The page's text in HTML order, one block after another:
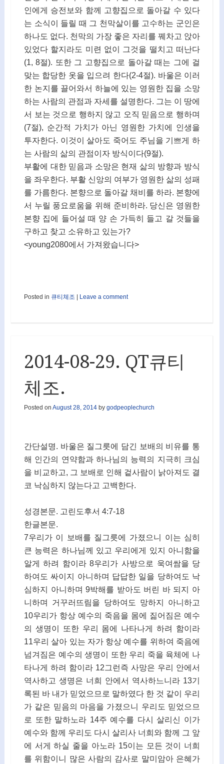
인에게 승전보와 함께 고향집으로 돌아갈 수 있다
는 소식이 들릴 때 그 천막살이를 고수하는 군인은
하나도 없다. 천막의 가장 좋은 자리를 꿰차고 앉아
있었다 할지라도 미련 없이 그것을 떨치고 떠난다
(1, 8절). 또한 그 고향집으로 돌아갈 때는 그에 걸
맞는 합당한 옷을 입으려 한다(2-4절). 바울은 이러
한 논지를 끌어와서 하늘에 있는 영원한 집을 소망
하는 사람의 관점과 자세를 설명한다. 그는 이 땅에
서 보는 것으로 행하지 않고 오직 믿음으로 행하며
(7절), 순간적 가치가 아닌 영원한 가치에 인생을
투자한다. 이것이 살아도 죽어도 주님을 기쁘게 하
는 사람의 삶의 관점이자 방식이다(9절).
부활에 대한 믿음과 소망은 현재 삶의 방향과 방식
을 좌우한다. 부활 신앙의 여부가 영원한 삶의 성패
를 가름한다. 본향으로 돌아갈 채비를 하라. 본향에
서 누릴 풍요로움을 위해 준비하라. 당신은 영원한
본향 집에 들어설 때 양 손 가득히 들고 갈 것들을
구하고 찾고 소유하고 있는가?
<young2080에서 가져왔습니다>
Posted in 큐티체조 Leave a comment
2014-08-29. QT큐티
체조.
Posted on August 28, 2014by godpeoplechurch
간단설명. 바울은 질그릇에 담긴 보배의 비유를 통
해 인간의 연약함과 하나님의 능력의 지극히 크심
을 비교하고, 그 보배로 인해 겉사람이 낡아져도 결
코 낙심하지 않는다고 고백한다.
성경본문. 고린도후서 4:7-18
한글본문.
7우리가 이 보배를 질그릇에 가졌으니 이는 심히
큰 능력은 하나님께 있고 우리에게 있지 아니함을
알게 하려 함이라 8우리가 사방으로 욱여쌈을 당
하여도 싸이지 아니하며 답답한 일을 당하여도 낙
심하지 아니하며 9박해를 받아도 버린 바 되지 아
니하며 거꾸러뜨림을 당하여도 망하지 아니하고
10우리가 항상 예수의 죽음을 몸에 짊어짐은 예수
의 생명이 또한 우리 몸에 나타나게 하려 함이라
11우리 살아 있는 자가 항상 예수를 위하여 죽음에
넘겨짐은 예수의 생명이 또한 우리 죽을 육체에 나
타나게 하려 함이라 12그런즉 사망은 우리 안에서
역사하고 생명은 너희 안에서 역사하느니라 13기
록된 바 내가 믿었으므로 말하였다 한 것 같이 우리
가 같은 믿음의 마음을 가졌으니 우리도 믿었으므
로 또한 말하노라 14주 예수를 다시 살리신 이가
예수와 함께 우리도 다시 살리사 너희와 함께 그 앞
에 서게 하실 줄을 아노라 15이는 모든 것이 너희
를 위함이니 많은 사람의 감사로 말미암아 은혜가